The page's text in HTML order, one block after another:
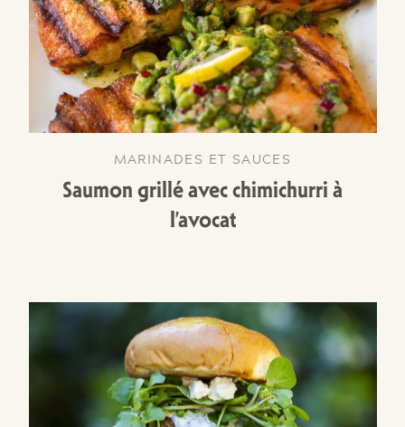
MARINADES ET SAUCES
Saumon grillé avec chimichurri à
l’avocat